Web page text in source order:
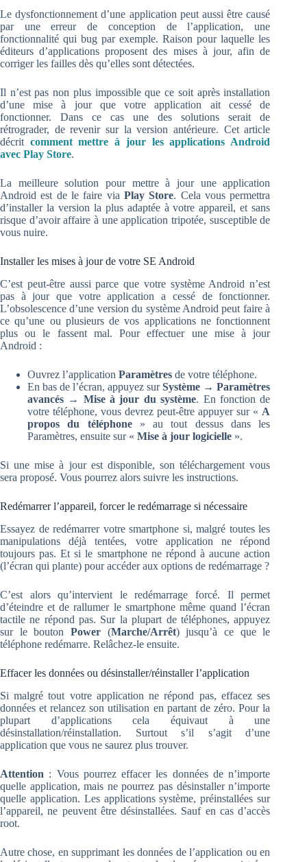
Le dysfonctionnement d’une application peut aussi être causé
par une erreur de conception de l’application, une
fonctionnalité qui bug par exemple. Raison pour laquelle les
éditeurs d’applications proposent des mises à jour, afin de
corriger les failles dès qu’elles sont détectées.
Il n’est pas non plus impossible que ce soit après installation
d’une mise à jour que votre application ait cessé de
fonctionner. Dans ce cas une des solutions serait de
rétrograder, de revenir sur la version antérieure. Cet article
décrit comment mettre à jour les applications Android
avec Play Store.
La meilleure solution pour mettre à jour une application
Android est de le faire via Play Store. Cela vous permettra
d’installer la version la plus adaptée à votre appareil, et sans
risque d’avoir affaire à une application tripotée, susceptible de
vous nuire.
Installer les mises à jour de votre SE Android
C’est peut-être aussi parce que votre système Android n’est
pas à jour que votre application a cessé de fonctionner.
L’obsolescence d’une version du système Android peut faire à
ce qu’une ou plusieurs de vos applications ne fonctionnent
plus ou le fassent mal. Pour effectuer une mise à jour
Android :
Ouvrez l’application Paramètres de votre téléphone.
En bas de l’écran, appuyez surSystème → Paramètres
avancés → Mise à jour du système. En fonction de
votre téléphone, vous devrez peut-être appuyer sur « A
propos du téléphone» au tout dessus dans les
Paramètres, ensuite sur « Mise à jour logicielle ».
Si une mise à jour est disponible, son téléchargement vous
sera proposé. Vous pourrez alors suivre les instructions.
Redémarrer l’appareil, forcer le redémarrage si nécessaire
Essayez de redémarrer votre smartphone si, malgré toutes les
manipulations déjà tentées, votre application ne répond
toujours pas. Et si le smartphone ne répond à aucune action
(l’écran qui plante) pour accéder aux options de redémarrage ?
C’est alors qu’intervient le redémarrage forcé. Il permet
d’éteindre et de rallumer le smartphone même quand l’écran
tactile ne répond pas. Sur la plupart de téléphones, appuyez
sur le bouton Power (Marche/Arrêt) jusqu’à ce que le
téléphone redémarre. Relâchez-le ensuite.
Effacer les données ou désinstaller/réinstaller l’application
Si malgré tout votre application ne répond pas, effacez ses
données et relancez son utilisation en partant de zéro. Pour la
plupart d’applications cela équivaut à une
désinstallation/réinstallation. Surtout s’il s’agit d’une
application que vous ne saurez plus trouver.
Attention : Vous pourrez effacer les données de n’importe
quelle application, mais ne pourrez pas désinstaller n’importe
quelle application. Les applications système, préinstallées sur
l’appareil, ne peuvent être désinstallées. Sauf en cas d’accès
root.
Autre chose, en supprimant les données de l’application ou en